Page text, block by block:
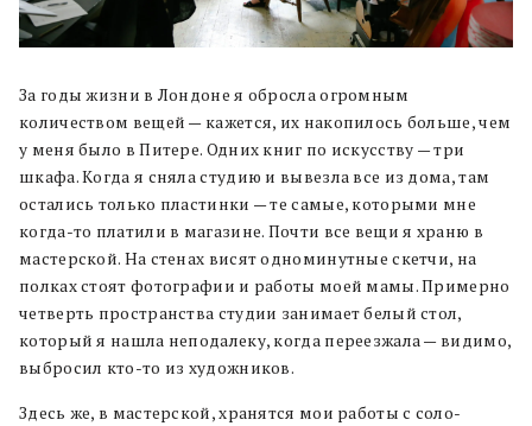
За годы жизни в Лондоне я обросла огромным
количеством вещей — кажется, их накопилось больше, чем
у меня было в Питере. Одних книг по искусству — три
шкафа. Когда я сняла студию и вывезла все из дома, там
остались только пластинки — те самые, которыми мне
когда-то платили в магазине. Почти все вещи я храню в
мастерской. На стенах висят одноминутные скетчи, на
полках стоят фотографии и работы моей мамы. Примерно
четверть пространства студии занимает белый стол,
который я нашла неподалеку, когда переезжала — видимо,
выбросил кто-то из художников.
Здесь же, в мастерской, хранятся мои работы с соло-